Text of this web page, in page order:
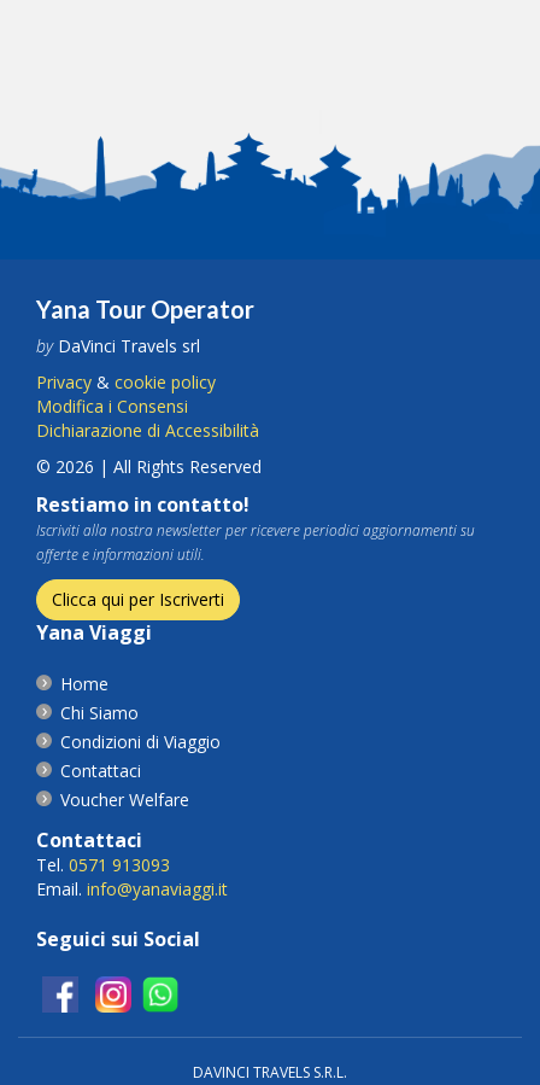
Yana Tour Operator
byDaVinci Travels srl
Privacy & cookie policy
Modifica i Consensi
Dichiarazione di Accessibilità
© 2026 | All Rights Reserved
Restiamo in contatto!
Iscriviti alla nostra newsletter per ricevere periodici aggiornamenti su
offerte e informazioni utili.
Clicca qui per Iscriverti
Yana Viaggi
Home
Chi Siamo
Condizioni di Viaggio
Contattaci
Voucher Welfare
Contattaci
Tel. 0571 913093
Email. info@yanaviaggi.it
Seguici sui Social
DAVINCI TRAVELS S.R.L.